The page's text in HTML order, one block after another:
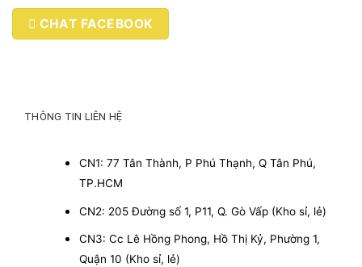
CHAT FACEBOOK
THÔNG TIN LIÊN HỆ
CN1: 77 Tân Thành, P Phú Thạnh, Q Tân Phú,
TP.HCM
CN2: 205 Đường số 1, P11, Q. Gò Vấp (Kho sỉ, lẻ)
CN3: Cc Lê Hồng Phong, Hồ Thị Kỷ, Phường 1,
Quận 10 (Kho sỉ, lẻ)